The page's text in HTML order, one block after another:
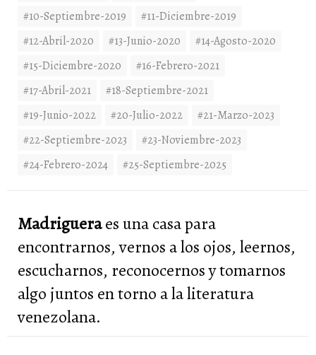
#10-Septiembre-2019
#11-Diciembre-2019
#12-Abril-2020
#13-Junio-2020
#14-Agosto-2020
#15-Diciembre-2020
#16-Febrero-2021
#17-Abril-2021
#18-Septiembre-2021
#19-Junio-2022
#20-Julio-2022
#21-Marzo-2023
#22-Septiembre-2023
#23-Noviembre-2023
#24-Febrero-2024
#25-Septiembre-2025
Madrigueraes una casa para
encontrarnos, vernos a los ojos, leernos,
escucharnos, reconocernos y tomarnos
algo juntos en torno a la literatura
venezolana.